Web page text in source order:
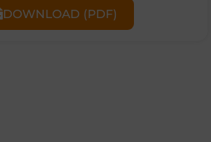
DOWNLOAD (PDF)